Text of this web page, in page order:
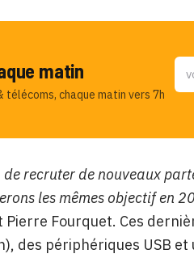
matin
chaque matin vers 7h
recruter de nouveaux
les mêmes objectif en
Pierre Fourquet. Ces
des périphériques USB